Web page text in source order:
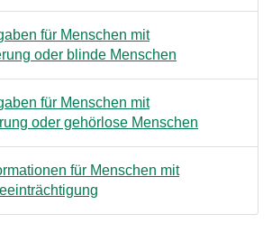
für Menschen mit
oder blinde Menschen
für Menschen mit
oder gehörlose Menschen
für Menschen mit